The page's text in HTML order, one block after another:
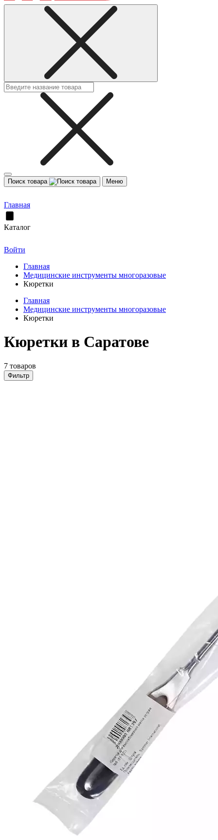
Поиск товара Меню
Главная
Каталог
Войти
Главная
Медицинские инструменты многоразовые
Кюретки
Главная
Медицинские инструменты многоразовые
Кюретки
Кюретки в Саратове
7 товаров
Фильтр